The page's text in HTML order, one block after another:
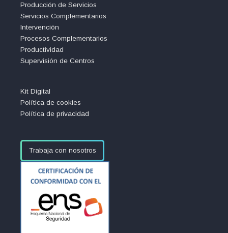
Producción de Servicios
Servicios Complementarios
Intervención
Procesos Complementarios
Productividad
Supervisión de Centros
Kit Digital
Política de cookies
Política de privacidad
Trabaja con nosotros